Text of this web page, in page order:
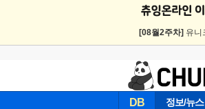
[08월2주차] 유니
DB 정보/뉴스